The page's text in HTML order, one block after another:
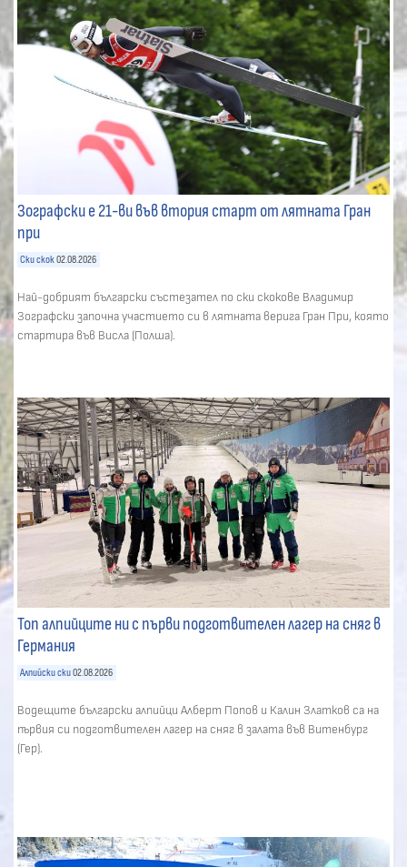
Зографски е 21-ви във втория старт от лятната Гран
при
Ски скок 02.08.2026
Най-добрият български състезател по ски скокове Владимир
Зографски започна участието си в лятната верига Гран При, която
стартира във Висла (Полша).
Топ алпийците ни с първи подготвителен лагер на сняг в
Германия
Алпийски ски 02.08.2026
Водещите български алпийци Алберт Попов и Калин Златков са на
първия си подготвителен лагер на сняг в залата във Витенбург
(Гер).